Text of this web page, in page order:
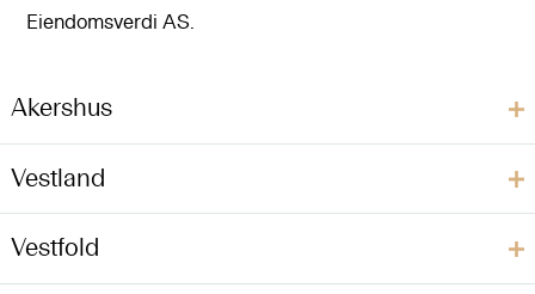
Eiendomsverdi AS.
Akershus
Vestland
Vestfold